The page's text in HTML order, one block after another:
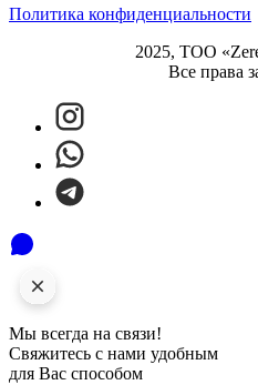
Политика конфиденциальности
2025, ТОО
Все права
Мы всегда на связи!
Свяжитесь с нами удобным
для Вас способом